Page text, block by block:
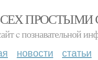
c познавательной
новости статьи